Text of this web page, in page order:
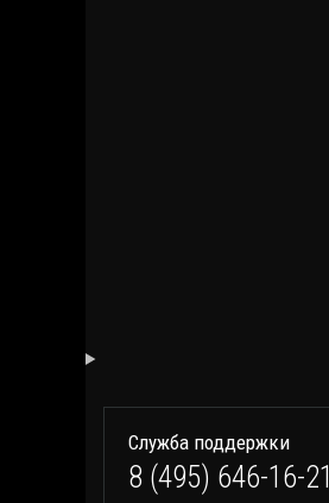
Служба поддержки
8 (495) 646-16-21